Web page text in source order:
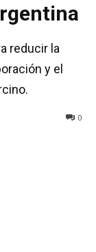
reducir la
y el
0